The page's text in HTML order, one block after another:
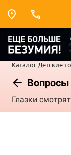
Каталог Детские
Вопросы
Глазки